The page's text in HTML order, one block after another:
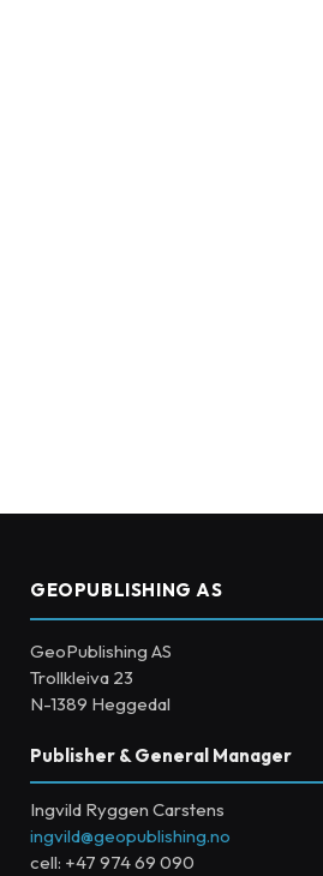
GEOPUBLISHING AS
GeoPublishing AS
Trollkleiva 23
N-1389 Heggedal
Publisher & General Manager
Ingvild Ryggen Carstens
ingvild@geopublishing.no
cell: +47 974 69 090